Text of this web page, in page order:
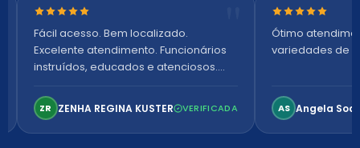
Nota 5 de 5 estrelas
Fácil acesso. Bem localizado.
Excelente atendimento. Funcionários
instruídos, educados e atenciosos.
confortável. Perfeito!
ZR ZENHA REGINA KUSTER VERIFICADA
Nota 5 de 5
Ótimo
variedades de
AS Angela